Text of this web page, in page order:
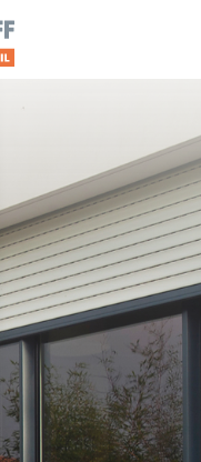
volets
Loire
proche de
Distributeur